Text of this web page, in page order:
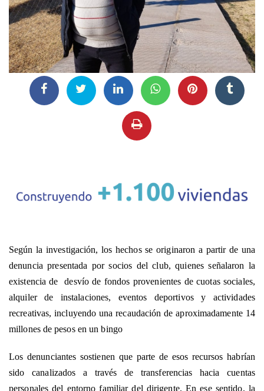
Según la investigación, los hechos se originaron a partir de una
denuncia presentada por socios del club, quienes señalaron la
existencia de desvío de fondos provenientes de cuotas sociales,
alquiler de instalaciones, eventos deportivos y actividades
recreativas, incluyendo una recaudación de aproximadamente 14
millones de pesos en un bingo
Los denunciantes sostienen que parte de esos recursos habrían
sido canalizados a través de transferencias hacia cuentas
personales del entorno familiar del dirigente. En ese sentido, la